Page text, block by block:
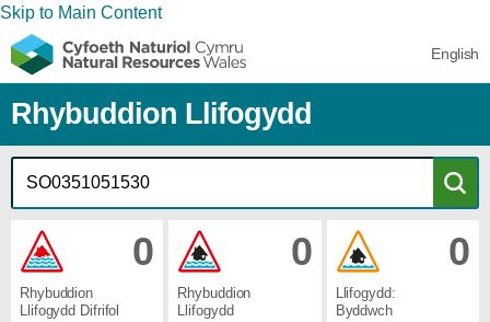
Skip to Main Content
English
Rhybuddion Llifogydd
0
Rhybuddion ​
Llifogydd ​Difrifol
0
Rhybuddion ​
Llifogydd
0
Llifogydd: ​
Byddwch ​